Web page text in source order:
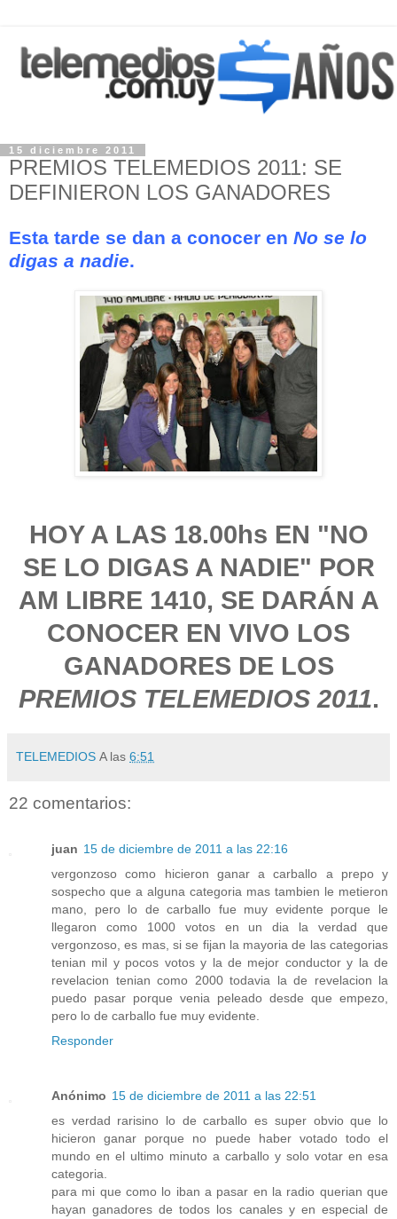
15 diciembre 2011
PREMIOS TELEMEDIOS 2011: SE
DEFINIERON LOS GANADORES
Esta tarde se dan a conocer en No se lo
digas a nadie.
HOY A LAS 18.00hs EN "NO
SE LO DIGAS A NADIE" POR
AM LIBRE 1410, SE DARÁN A
CONOCER EN VIVO LOS
GANADORES DE LOS
PREMIOS TELEMEDIOS 2011.
TELEMEDIOS A las 6:51
22 comentarios:
juan 15 de diciembre de 2011 a las 22:16
vergonzoso como hicieron ganar a carballo a prepo y
sospecho que a alguna categoria mas tambien le metieron
mano, pero lo de carballo fue muy evidente porque le
llegaron como 1000 votos en un dia la verdad que
vergonzoso, es mas, si se fijan la mayoria de las categorias
tenian mil y pocos votos y la de mejor conductor y la de
revelacion tenian como 2000 todavia la de revelacion la
puedo pasar porque venia peleado desde que empezo,
pero lo de carballo fue muy evidente.
Responder
Anónimo 15 de diciembre de 2011 a las 22:51
es verdad rarisino lo de carballo es super obvio que lo
hicieron ganar porque no puede haber votado todo el
mundo en el ultimo minuto a carballo y solo votar en esa
categoria.
para mi que como lo iban a pasar en la radio querian que
hayan ganadores de todos los canales y en especial de